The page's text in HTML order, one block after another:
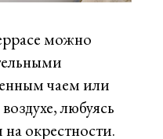
можно
чаем или
любуясь
окрестности.